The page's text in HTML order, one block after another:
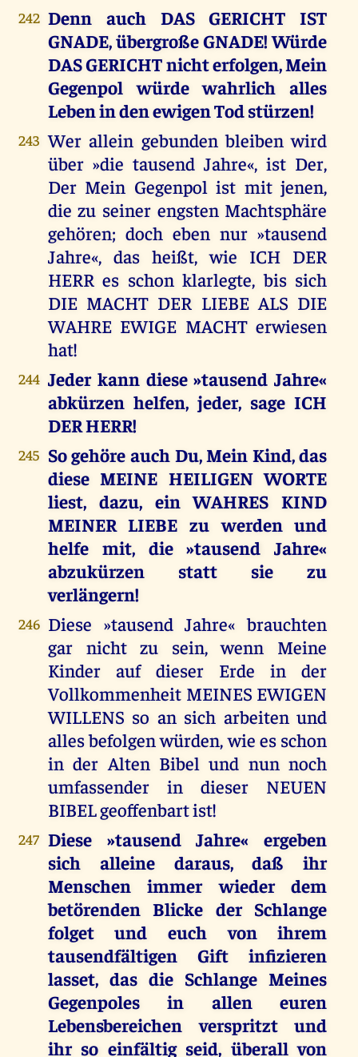
242 Denn auch DAS GERICHT IST
GNADE, übergroße GNADE! Würde
DAS GERICHT nicht erfolgen, Mein
Gegenpol würde wahrlich alles
Leben in den ewigen Tod stürzen!
243 Wer allein gebunden bleiben wird
über »die tausend Jahre«, ist Der,
Der Mein Gegenpol ist mit jenen,
die zu seiner engsten Machtsphäre
gehören; doch eben nur »tausend
Jahre«, das heißt, wie ICH DER
HERR es schon klarlegte, bis sich
DIE MACHT DER LIEBE ALS DIE
WAHRE EWIGE MACHT erwiesen
hat!
244 Jeder kann diese »tausend Jahre«
abkürzen helfen, jeder, sage ICH
DER HERR!
245 So gehöre auch Du, Mein Kind, das
diese MEINE HEILIGEN WORTE
liest, dazu, ein WAHRES KIND
MEINER LIEBE zu werden und
helfe mit, die »tausend Jahre«
abzukürzen statt sie zu
verlängern!
246 Diese »tausend Jahre« brauchten
gar nicht zu sein, wenn Meine
Kinder auf dieser Erde in der
Vollkommenheit MEINES EWIGEN
WILLENS so an sich arbeiten und
alles befolgen würden, wie es schon
in der Alten Bibel und nun noch
umfassender in dieser NEUEN
BIBEL geoffenbart ist!
247 Diese »tausend Jahre« ergeben
sich alleine daraus, daß ihr
Menschen immer wieder dem
betörenden Blicke der Schlange
folget und euch von ihrem
tausendfältigen Gift infizieren
lasset, das die Schlange Meines
Gegenpoles in allen euren
Lebensbereichen verspritzt und
ihr so einfältig seid, überall von